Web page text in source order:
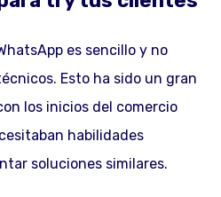
es sencillo y no
Esto ha sido un gran
los inicios del comercio
habilidades
soluciones similares.